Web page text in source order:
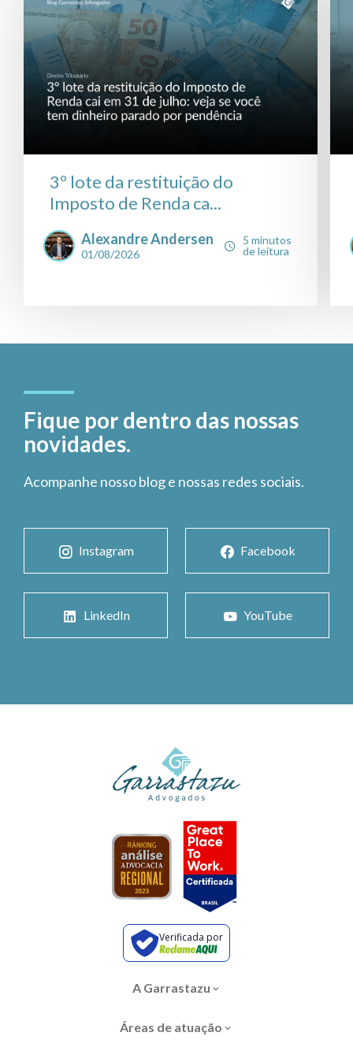
3º lote da restituição do
Imposto de Renda ca...
Alexandre Andersen
01/08/2026
5 minutos
de leitura
Fique por dentro das nossas
novidades.
Acompanhe nosso blog e nossas redes sociais.
Instagram Facebook
LinkedIn YouTube
Verificada por
A Garrastazu
Áreas de atuação